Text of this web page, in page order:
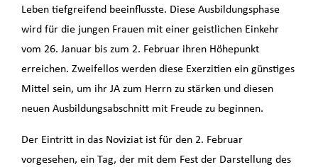
Leben tiefgreifend beeinflusste. Diese Ausbildungsphase
wird für die jungen Frauen mit einer geistlichen Einkehr
vom 26. Januar bis zum 2. Februar ihren Höhepunkt
erreichen. Zweifellos werden diese Exerzitien ein günstiges
Mittel sein, um ihr JA zum Herrn zu stärken und diesen
neuen Ausbildungsabschnitt mit Freude zu beginnen.
Der Eintritt in das Noviziat ist für den 2. Februar
vorgesehen, ein Tag, der mit dem Fest der Darstellung des